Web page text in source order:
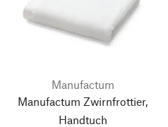
Manufactum
Manufactum Zwirnfrottier,
Handtuch